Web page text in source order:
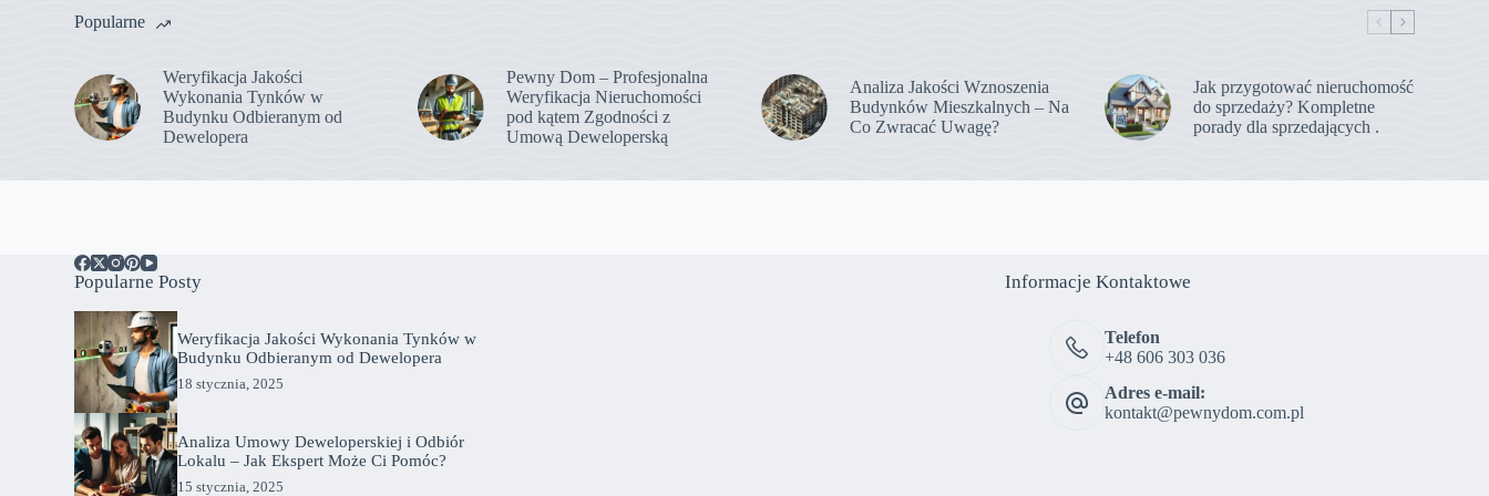
Popularne
Weryfikacja Jakości
Wykonania Tynków w
Budynku Odbieranym od
Dewelopera
Pewny Dom – Profesjonalna
Weryfikacja Nieruchomości
pod kątem Zgodności z
Umową Deweloperską
Analiza Jakości Wznoszenia
Budynków Mieszkalnych – Na
Co Zwracać Uwagę?
Jak przygotować nieruchomość
do sprzedaży? Kompletne
porady dla sprzedających .
Popularne Posty
Weryfikacja Jakości Wykonania Tynków w
Budynku Odbieranym od Dewelopera
18 stycznia, 2025
Analiza Umowy Deweloperskiej i Odbiór
Lokalu – Jak Ekspert Może Ci Pomóc?
15 stycznia, 2025
Informacje Kontaktowe
Telefon
+48 606 303 036
Adres e-mail:
kontakt@pewnydom.com.pl